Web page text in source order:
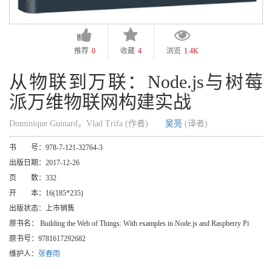
推荐 0 收藏 4 浏览 1.4K
从物联到万联：Node.js与树莓
派万维物联网构建实战
Dominique Guinard，Vlad Trifa (作者) 吴亮 (译者)
书 号： 978-7-121-32764-3
出版日期： 2017-12-26
页 数： 332
开 本： 16(185*235)
出版状态： 上市销售
原书名：
Building the Web of Things: With examples in Node.js and Raspberry Pi
原书号： 9781617292682
维护人： 张春雨